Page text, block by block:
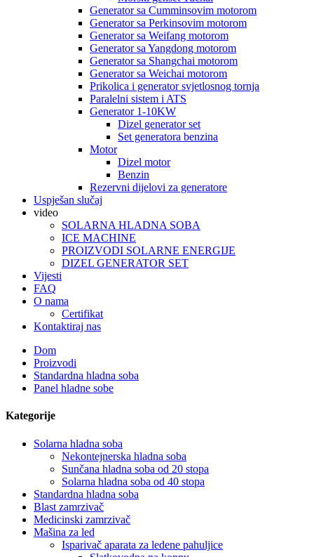
Generator sa Cumminsovim motorom
Generator sa Perkinsovim motorom
Generator sa Weifang motorom
Generator sa Yangdong motorom
Generator sa Shangchai motorom
Generator sa Weichai motorom
Prikolica i generator svjetlosnog tornja
Paralelni sistem i ATS
Generator 1-10KW
Dizel generator set
Set generatora benzina
Motor
Dizel motor
Benzin
Rezervni dijelovi za generatore
Uspješan slučaj
video
SOLARNA HLADNA SOBA
ICE MACHINE
PROIZVODI SOLARNE ENERGIJE
DIZEL GENERATOR SET
Vijesti
FAQ
O nama
Certifikat
Kontaktiraj nas
Dom
Proizvodi
Standardna hladna soba
Panel hladne sobe
Kategorije
Solarna hladna soba
Nekontejnerska hladna soba
Sunčana hladna soba od 20 stopa
Solarna hladna soba od 40 stopa
Standardna hladna soba
Blast zamrzivač
Medicinski zamrzivač
Mašina za led
Isparivač aparata za ledene pahuljice